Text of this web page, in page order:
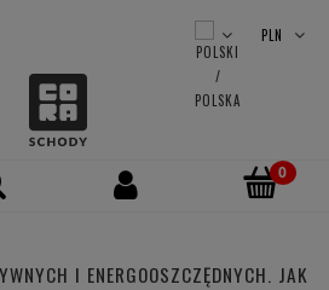
I ENERGOOSZCZĘDNYCH. JAK